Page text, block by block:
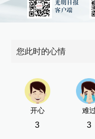
您此时的心情
开心
3
难
3